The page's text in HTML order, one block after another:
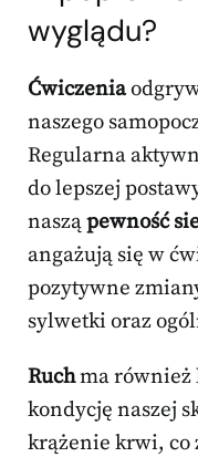
wyglądu?
Ćwiczenia
naszego
Regularna
do lepszej
nasząpewność
angażują się w
pozytywne
sylwetki oraz
Ruchma również
kondycję naszej
krążenie krwi, co